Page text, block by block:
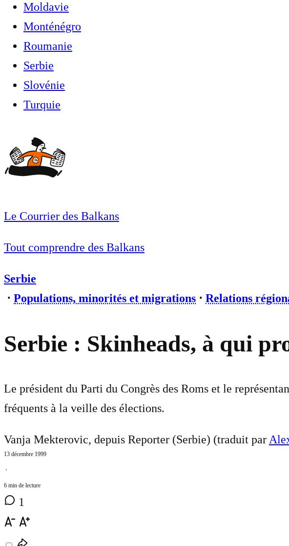
Moldavie
Monténégro
Roumanie
Serbie
Slovénie
Turquie
Le Courrier des Balkans
Tout comprendre des Balkans
Serbie
⋅ Populations, minorités et migrations ⋅ Relations
Serbie : Skinheads, à qui
Le président du Parti du Congrès des Roms et le
fréquents à la veille des élections.
Vanja Mekterovic, depuis Reporter (Serbie) (traduit par
13 décembre 1999
⋅
6 min de lecture
1